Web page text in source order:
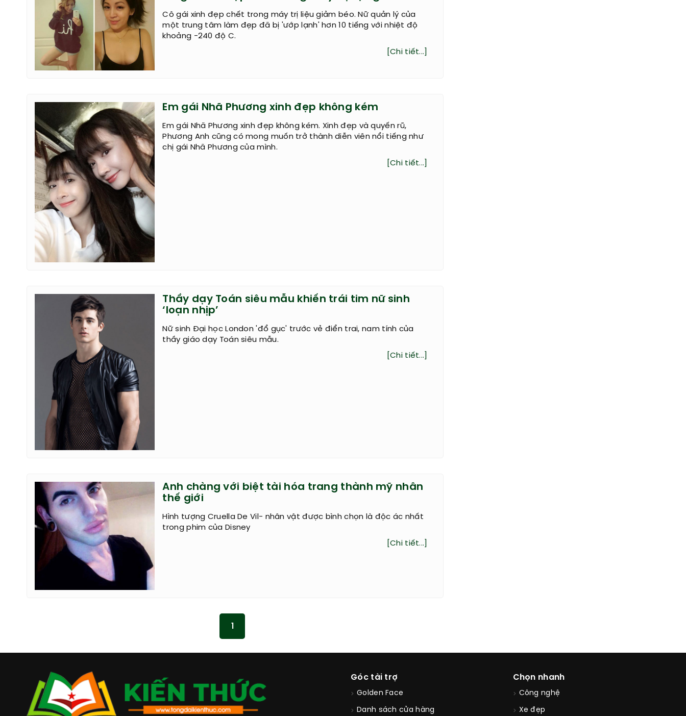
Cô gái xinh đẹp chết trong máy trị liệu giảm béo. Nữ quản lý của
một trung tâm làm đẹp đã bị 'ướp lạnh' hơn 10 tiếng với nhiệt độ
khoảng -240 độ C.
[Chi tiết...]
Em gái Nhã Phương xinh đẹp không kém
Em gái Nhã Phương xinh đẹp không kém. Xinh đẹp và quyến rũ,
Phương Anh cũng có mong muốn trở thành diễn viên nổi tiếng như
chị gái Nhã Phương của mình.
[Chi tiết...]
Thầy dạy Toán siêu mẫu khiến trái tim nữ sinh
‘loạn nhịp’
Nữ sinh Đại học London 'đổ gục' trước vẻ điển trai, nam tính của
thầy giáo dạy Toán siêu mẫu.
[Chi tiết...]
Anh chàng với biệt tài hóa trang thành mỹ nhân
thế giới
Hình tượng Cruella De Vil- nhân vật được bình chọn là độc ác nhất
trong phim của Disney
[Chi tiết...]
1
Góc tài trợ
Golden Face
Danh sách cửa hàng
Chọn nhanh
Công nghệ
Xe đẹp